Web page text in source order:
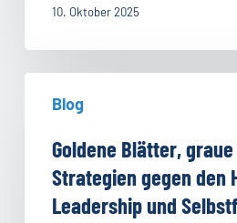
10. Oktober 2025
Blätter,
Stimmung?
Strategien
gegen
Blog
Goldene Blätter,
Strategien gegen den
Leadership und